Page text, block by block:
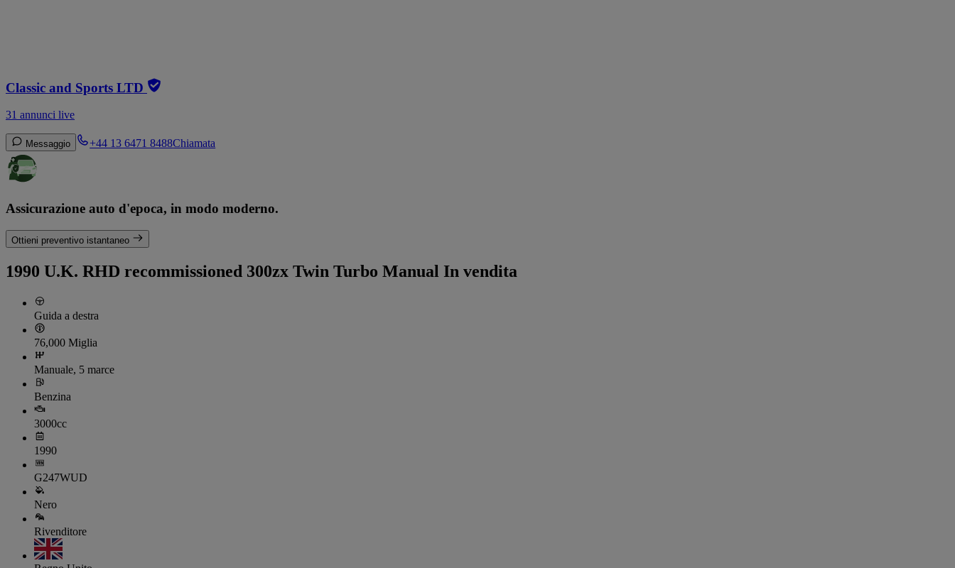
Classic and Sports LTD
31 annunci live
Messaggio +44 13 6471 8488Chiamata
Assicurazione auto d'epoca, in modo moderno.
Ottieni preventivo istantaneo
1990 U.K. RHD recommissioned 300zx Twin Turbo Manual In vendita
Guida a destra
76,000 Miglia
Manuale, 5 marce
Benzina
3000cc
1990
G247WUD
Nero
Rivenditore